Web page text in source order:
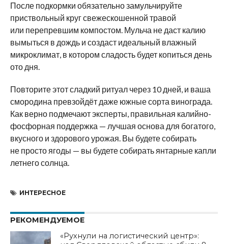
После подкормки обязательно замульчируйте
приствольный круг свежескошенной травой
или перепревшим компостом. Мульча не даст калию
вымыться в дождь и создаст идеальный влажный
микроклимат, в котором сладость будет копиться день
ото дня.
Повторите этот сладкий ритуал через 10 дней, и ваша
смородина превзойдёт даже южные сорта винограда.
Как верно подмечают эксперты, правильная калийно-
фосфорная поддержка — лучшая основа для богатого,
вкусного и здорового урожая. Вы будете собирать
не просто ягоды — вы будете собирать янтарные капли
летнего солнца.
ИНТЕРЕСНОЕ
РЕКОМЕНДУЕМОЕ
«Рухнули на логистический центр»: